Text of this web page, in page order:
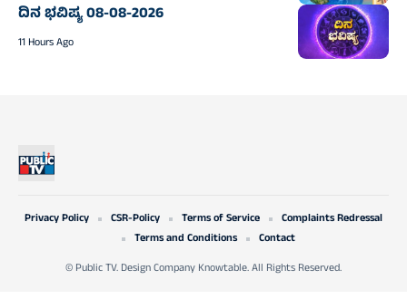
ದಿನ ಭವಿಷ್ಯ 08-08-2026
11 Hours Ago
© Public TV. Design Company Knowtable. All Rights Reserved.
Privacy Policy CSR-Policy Terms of Service
Complaints Redressal
Terms and Conditions
Contact